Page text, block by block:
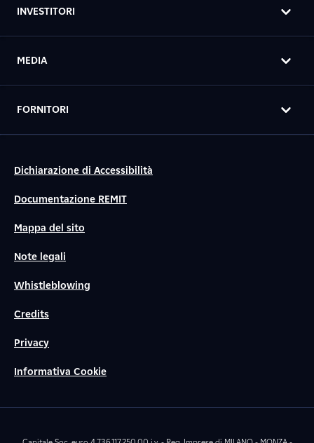
INVESTITORI
MEDIA
FORNITORI
Dichiarazione di Accessibilità
Documentazione REMIT
Mappa del sito
Note legali
Whistleblowing
Credits
Privacy
Informativa Cookie